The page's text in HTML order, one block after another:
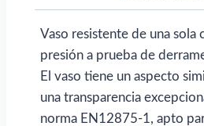
Vaso resistente de una sola
presión a prueba de
El vaso tiene un aspecto
una transparencia
norma EN12875-1, apto